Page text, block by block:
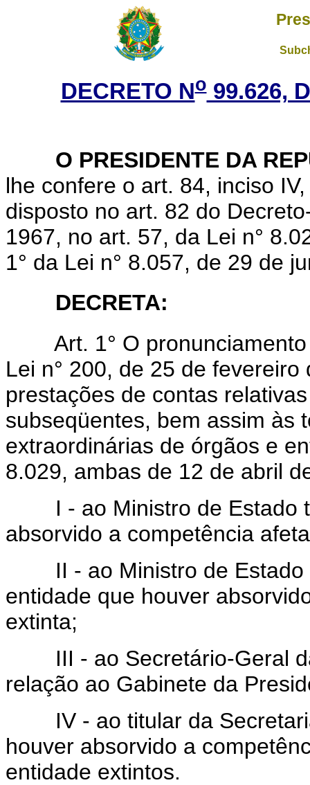
DECRETO No99.626,
O PRESIDENTE DA
lhe confere o art. 84, inciso
disposto no art. 82 do
1967, no art. 57, da Lei n°
1° da Lei n° 8.057, de 29 de
DECRETA:
Art. 1° O pronunciamento
Lei n° 200, de 25 de
prestações de contas
subseqüentes, bem assim às
extraordinárias de órgãos e
8.029, ambas de 12 de abril
I - ao Ministro de Estado
absorvido a competência
II - ao Ministro de Estado
entidade que houver
extinta;
III - ao Secretário-Geral
relação ao Gabinete da
IV - ao titular da
houver absorvido a
entidade extintos.